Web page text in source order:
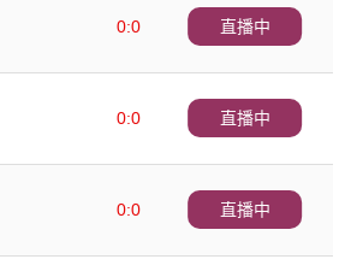
0:0
直播中
0:0
直播中
0:0
直播中